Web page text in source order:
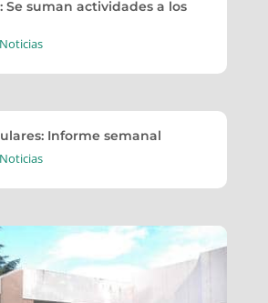
Se suman actividades a los
Noticias
Informe semanal
Noticias